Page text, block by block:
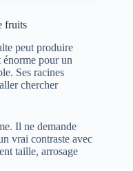
fruits
peut produire
énorme pour un
Ses racines
chercher
Il ne demande
vrai contraste avec
taille, arrosage